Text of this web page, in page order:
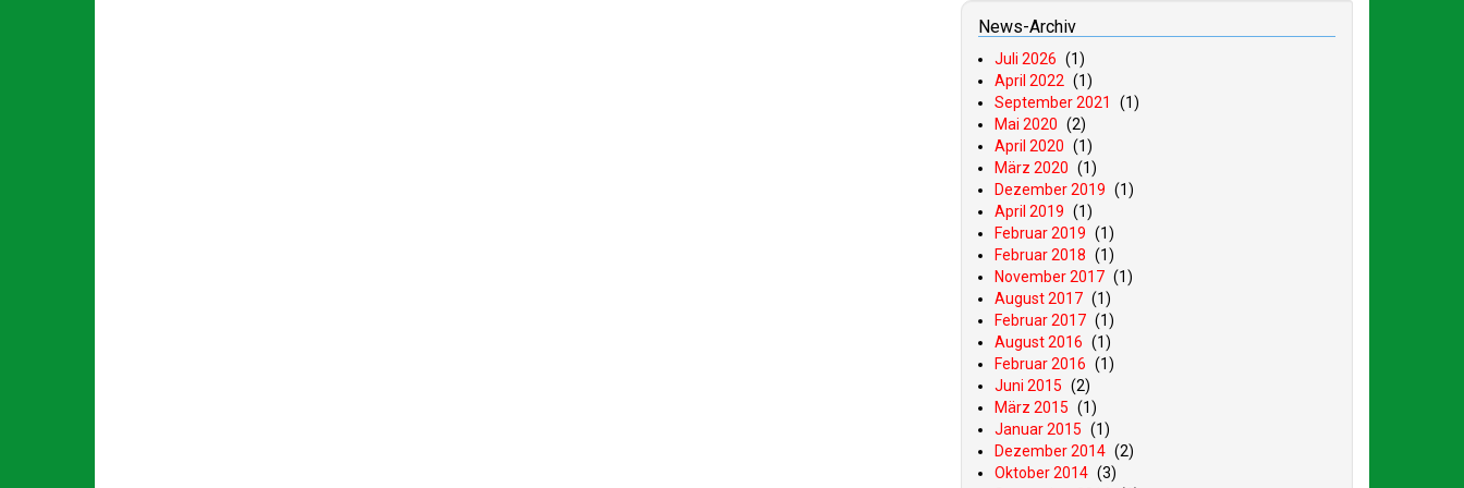
News-Archiv
Juli 2026 (1)
April 2022 (1)
September 2021
(1)
Mai 2020 (2)
April 2020 (1)
März 2020 (1)
Dezember 2019 (1)
April 2019 (1)
Februar 2019 (1)
Februar 2018 (1)
November 2017 (1)
August 2017 (1)
Februar 2017 (1)
August 2016 (1)
Februar 2016 (1)
Juni 2015 (2)
März 2015 (1)
Januar 2015 (1)
Dezember 2014 (2)
Oktober 2014 (3)